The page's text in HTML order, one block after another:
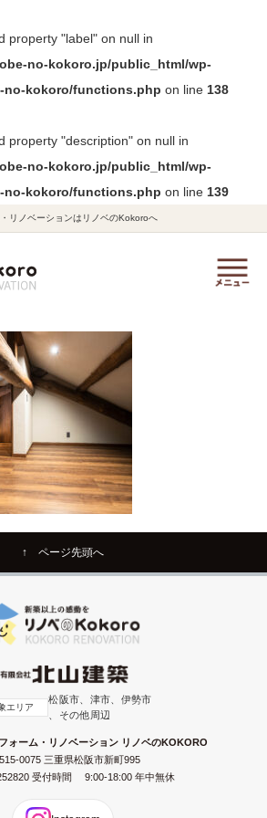
property "label" on null in
no-kokoro.jp/public_html/wp-
no-kokoro/functions.php on line 138
property "description" on null in
no-kokoro.jp/public_html/wp-
no-kokoro/functions.php on line 139
リノベーションはリノベのKokoroへ
↑ ページ先頭へ
エリア
松阪市、津市、伊勢市
、その他周辺
ォーム・リノベーション リノベのKOKORO
0075 三重県松阪市新町995
受付時間 9:00-18:00 年中無休